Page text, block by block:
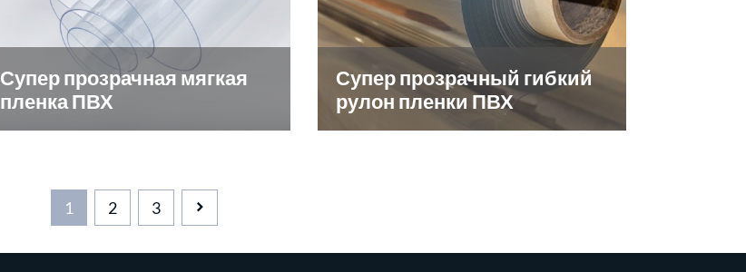
Супер прозрачная мягкая
пленка ПВХ
Супер прозрачный гибкий
рулон пленки ПВХ
1 2 3